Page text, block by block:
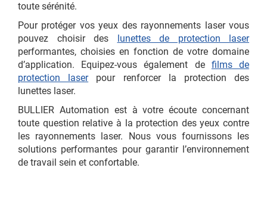
toute sérénité.
Pour protéger vos yeux des rayonnements laser vous
pouvez choisir des lunettes de protection laser
performantes, choisies en fonction de votre domaine
d’application. Equipez-vous également de films de
protection laserpour renforcer la protection des
lunettes laser.
BULLIER Automation est à votre écoute concernant
toute question relative à la protection des yeux contre
les rayonnements laser. Nous vous fournissons les
solutions performantes pour garantir l’environnement
de travail sein et confortable.